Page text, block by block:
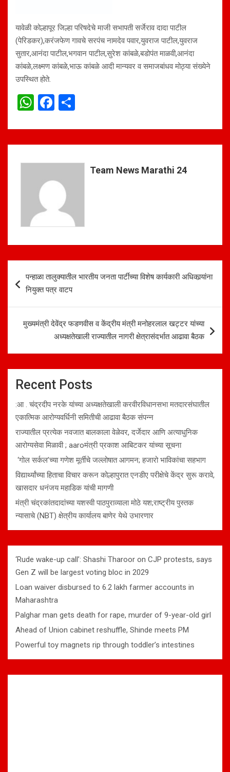
यावेळी कोल्हापूर जिल्हा परिषदेचे माजी सभापती सर्जेराव दादा पाटील
(पेरिडकर),करंजफेण गावचे सरपंच नामदेव पवार,युवराज पाटील,युवराज
सुतार,आनंदा पाटील,भगवान पाटील,सुरेश कांबळे,बडोपंत माळवी,आनंदा
कांबळे,लक्ष्मण कांबळे,भाऊ कांबळे आदी मान्यवर व समाजबांधव मोठ्या संख्येने
उपस्थित होते.
W
at
A
p
p
F
ce
o
o
k
ar
Team News Marathi 24
navigation
पन्हाळा तालुक्यातील भारतीय जनता पार्टीच्या विशेष कार्यकारी अधिकार्‍यांना
नियुक्त पत्र वाटप
मुख्यमंत्री देवेंद्र फडणवीस व केंद्रीय मंत्री मनोहरलाल खट्टर यांच्या
अध्यक्षतेखाली राज्यातील नागरी क्षेत्रासंदर्भात आढावा बैठक
Recent Posts
:आ . चंद्रदीप नरके यांच्या अध्यक्षतेखाली करवीरविधानसभा मतदारसंघातील
एकात्मिक आरोग्यवर्धिनी समितीची आढावा बैठक संपन्न
राज्यातील प्रत्येक नवजात बालकाला वेळेवर, दर्जेदार आणि अत्याधुनिक
आरोग्यसेवा मिळावी ; aaroमंत्री प्रकाश आबिटकर यांच्या सूचना
‘गोल सर्कल’च्या गणेश मूर्तीचे जल्लोषात आगमन; हजारो भाविकांचा सहभाग
विद्यार्थ्यांच्या हिताचा विचार करून कोल्हापुरात एनडीए परीक्षेचे केंद्र सुरू करावे,
खासदार धनंजय महाडिक यांची मागणी
मंत्री चंद्रकांतदादांच्या यशस्वी पाठपुराव्याला मोठे यश;राष्ट्रीय पुस्तक
न्यासाचे (NBT) क्षेत्रीय कार्यालय बाणेर येथे उभारणार
‘Rude wake-up call’: Shashi Tharoor on CJP protests, says
Gen Z will be largest voting bloc in 2029
Loan waiver disbursed to 6.2 lakh farmer accounts in
Maharashtra
Palghar man gets death for rape, murder of 9-year-old girl
Ahead of Union cabinet reshuffle, Shinde meets PM
Powerful toy magnets rip through toddler’s intestines